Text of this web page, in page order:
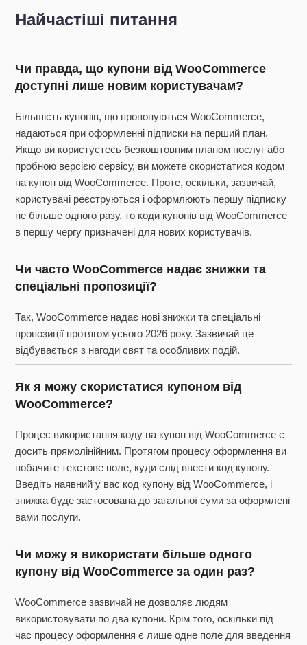
Найчастіші питання
Чи правда, що купони від WooCommerce
доступні лише новим користувачам?
Більшість купонів, що пропонуються WooCommerce,
надаються при оформленні підписки на перший план.
Якщо ви користуєтесь безкоштовним планом послуг або
пробною версією сервісу, ви можете скористатися кодом
на купон від WooCommerce. Проте, оскільки, зазвичай,
користувачі реєструються і оформлюють першу підписку
не більше одного разу, то коди купонів від WooCommerce
в першу чергу призначені для нових користувачів.
Чи часто WooCommerce надає знижки та
спеціальні пропозиції?
Так, WooCommerce надає нові знижки та спеціальні
пропозиції протягом усього 2026 року. Зазвичай це
відбувається з нагоди свят та особливих подій.
Як я можу скористатися купоном від
WooCommerce?
Процес використання коду на купон від WooCommerce є
досить прямолінійним. Протягом процесу оформлення ви
побачите текстове поле, куди слід ввести код купону.
Введіть наявний у вас код купону від WooCommerce, і
знижка буде застосована до загальної суми за оформлені
вами послуги.
Чи можу я використати більше одного
купону від WooCommerce за один раз?
WooCommerce зазвичай не дозволяє людям
використовувати по два купони. Крім того, оскільки під
час процесу оформлення є лише одне поле для введення